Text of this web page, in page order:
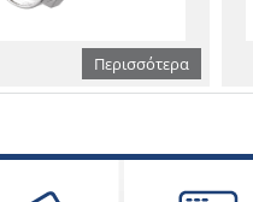
Περισσότερα